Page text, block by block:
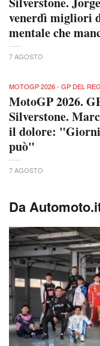
venerdì migliori
mentale che
7 AGOSTO
MOTOGP 2026 - GP DEL
MotoGP 2026.
Silverstone.
il dolore:
può"
7 AGOSTO
Da